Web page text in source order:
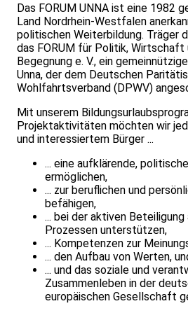
Das FORUM UNNA ist eine 1982
Land Nordrhein-Westfalen
politischen Weiterbildung. Träger
das FORUM für Politik, Wirtschaft
Begegnung e. V., ein
Unna, der dem Deutschen
Wohlfahrtsverband (DPWV)
Mit unserem
Projektaktivitäten möchten wir
und interessiertem Bürger ...
... eine aufklärende,
ermöglichen,
... zur beruflichen und
befähigen,
... bei der aktiven
Prozessen unterstützen,
... Kompetenzen zur
... den Aufbau von Werten,
... und das soziale und
Zusammenleben in der
europäischen Gesellschaft